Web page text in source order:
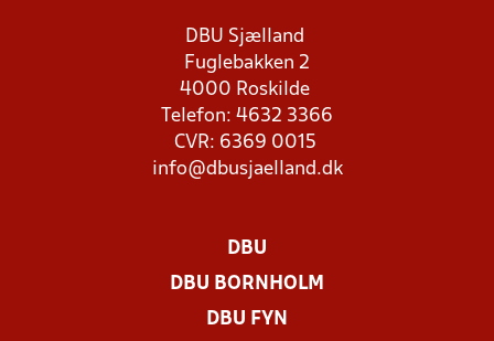
DBU Sjælland
Fuglebakken 2
4000 Roskilde
Telefon: 4632 3366
CVR: 6369 0015
info@dbusjaelland.dk
DBU
DBU BORNHOLM
DBU FYN